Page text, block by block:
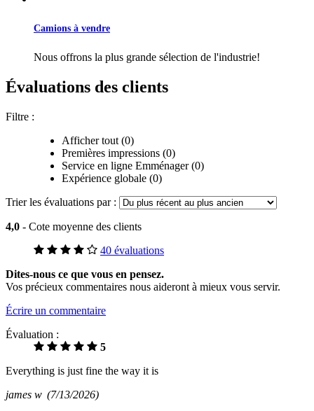
Camions à vendre
Nous offrons la plus grande sélection de l'industrie!
Évaluations des clients
Filtre :
Afficher tout (0)
Premières impressions (0)
Service en ligne Emménager (0)
Expérience globale (0)
Trier les évaluations par :
4,0 - Cote moyenne des clients
40 évaluations
Dites-nous ce que vous en pensez.
Vos précieux commentaires nous aideront à mieux vous servir.
Écrire un commentaire
Évaluation :
5
Everything is just fine the way it is
james w (7/13/2026)